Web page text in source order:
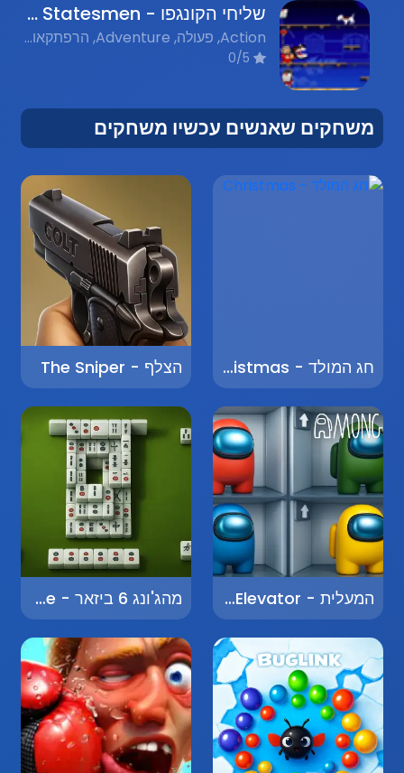
שליחי הקונגפו - The Kungfu Statesmen
Action, פעולה, Adventure, הרפתקאות, Fighting, לחימה, Flash Games, משחקי פלאש, Single Player, משחק יחיד, Nostalgic Flash Games, משחקי פלאש נוסטלגים
משחקים שאנשים עכשיו משחקים
חג המולד - Christmas הצלף - The Sniper
המעלית - The Elevator מהג'ונג 6 ביזאר - Mahjong 6 Bizarre